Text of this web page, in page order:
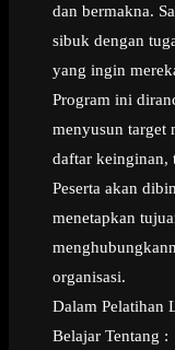
dan bermakna.
sibuk dengan
yang ingin
Program ini
menyusun target
daftar keinginan,
Peserta akan
menetapkan
organisasi.
Dalam Pelatihan
Belajar Tentang :